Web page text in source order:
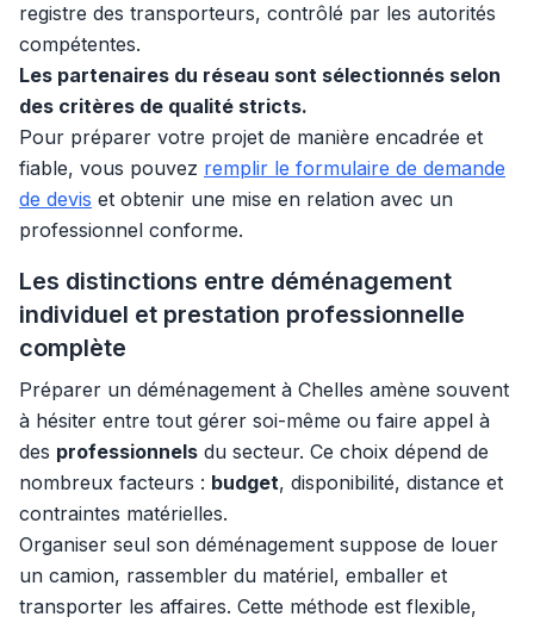
registre des transporteurs, contrôlé par les autorités
compétentes.
Les partenaires du réseau sont sélectionnés selon
des critères de qualité stricts.
Pour préparer votre projet de manière encadrée et
fiable, vous pouvez remplir le formulaire de demande
de devis et obtenir une mise en relation avec un
professionnel conforme.
Les distinctions entre déménagement
individuel et prestation professionnelle
complète
Préparer un déménagement à Chelles amène souvent
à hésiter entre tout gérer soi-même ou faire appel à
des professionnels du secteur. Ce choix dépend de
nombreux facteurs : budget, disponibilité, distance et
contraintes matérielles.
Organiser seul son déménagement suppose de louer
un camion, rassembler du matériel, emballer et
transporter les affaires. Cette méthode est flexible,